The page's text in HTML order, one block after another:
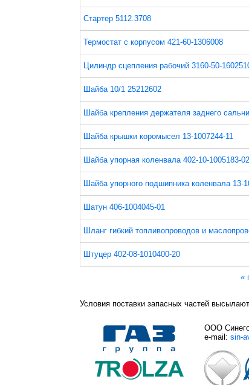
Стартер 5112.3708
Термостат с корпусом 421-60-1306008
Цилиндр сцепления рабочий 3160-50-
Шайба 10/1 25212602
Шайба крепления держателя заднего
Шайба крышки коромысел 13-1007244-11
Шайба упорная коленвала 402-10-1005183-02
Шайба упорного подшипника коленвала 13-
Шатун 406-1004045-01
Шланг гибкий топливопроводов и
Штуцер 402-08-1010400-20
«
Условия поставки запасных частей
ООО
e-mail: sin-